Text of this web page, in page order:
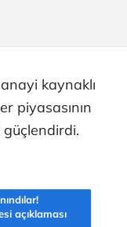
kaynaklı
piyasasının
açıklaması